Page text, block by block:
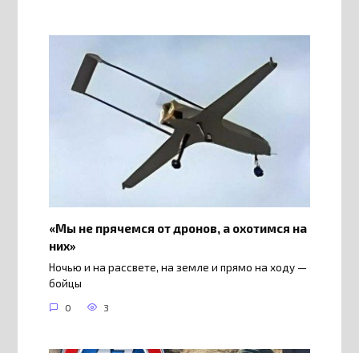
«Мы не прячемся от дронов, а охотимся на
них»
Ночью и на рассвете, на земле и прямо на ходу —
бойцы
0 3